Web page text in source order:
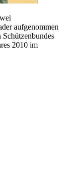
aufgenommen
2010 im